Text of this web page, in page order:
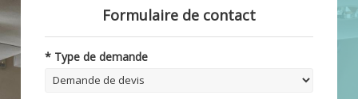
Formulaire de contact
* Type de demande